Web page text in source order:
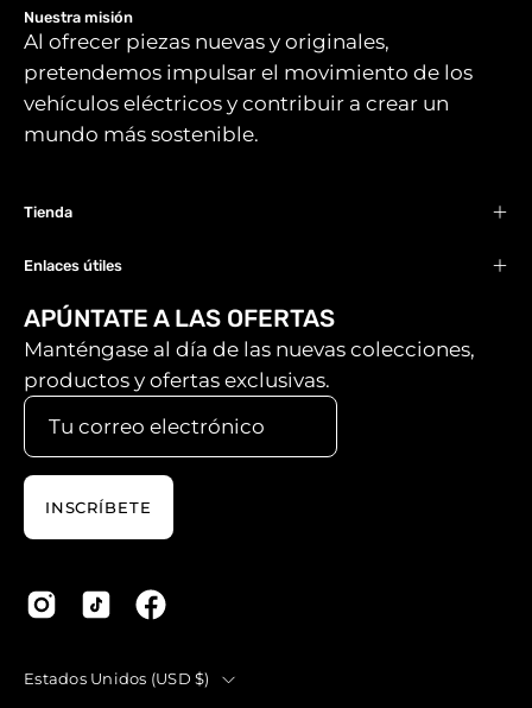
Nuestra misión
Al ofrecer piezas nuevas y originales,
pretendemos impulsar el movimiento de los
vehículos eléctricos y contribuir a crear un
mundo más sostenible.
Tienda
Enlaces útiles
APÚNTATE A LAS OFERTAS
Manténgase al día de las nuevas colecciones,
productos y ofertas exclusivas.
INSCRÍBETE
País
Estados Unidos (USD $)